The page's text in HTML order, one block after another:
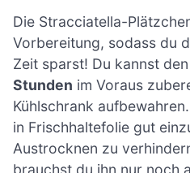
Die Stracciatella-
Vorbereitung, sodass du
Zeit sparst! Du kannst
Stunden im Voraus
Kühlschrank
in Frischhaltefolie gut
Austrocknen zu